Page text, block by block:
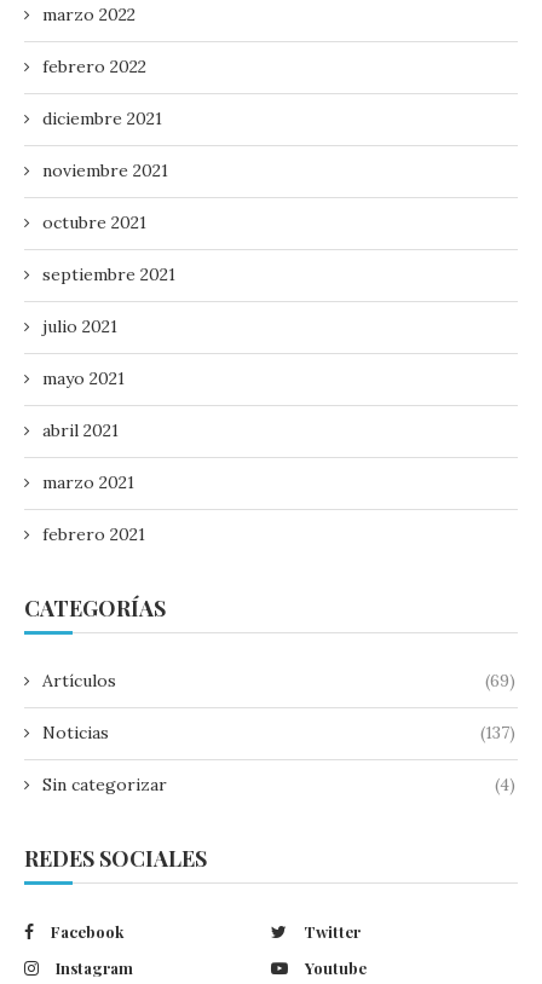
marzo 2022
febrero 2022
diciembre 2021
noviembre 2021
octubre 2021
septiembre 2021
julio 2021
mayo 2021
abril 2021
marzo 2021
febrero 2021
CATEGORÍAS
Artículos (69)
Noticias (137)
Sin categorizar (4)
REDES SOCIALES
Facebook
Twitter
Instagram
Youtube